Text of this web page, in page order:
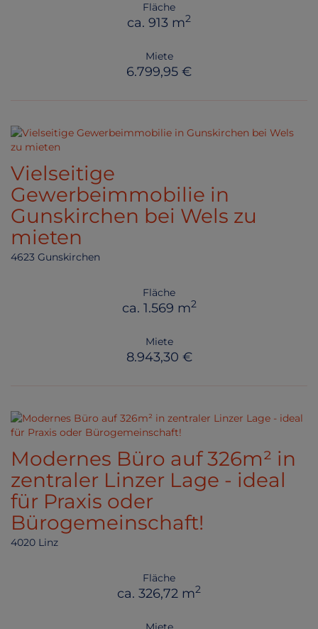
Fläche
ca. 913 m2
Miete
6.799,95 €
Vielseitige
Gewerbeimmobilie in
Gunskirchen bei Wels zu
mieten
4623 Gunskirchen
Fläche
ca. 1.569 m2
Miete
8.943,30 €
Modernes Büro auf 326m² in
zentraler Linzer Lage - ideal
für Praxis oder
Bürogemeinschaft!
4020 Linz
Fläche
ca. 326,72 m2